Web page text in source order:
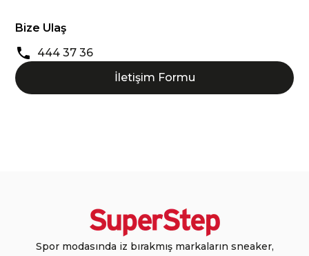
Bize Ulaş
444 37 36
İletişim Formu
Spor modasında iz bırakmış markaların sneaker,